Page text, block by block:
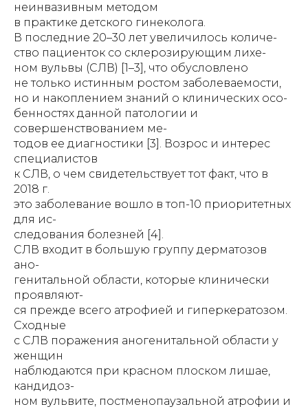
неинвазивным методом
в практике детского гинеколога.
В последние 20–30 лет увеличилось количе-
ство пациенток со склерозирующим лихе-
ном вульвы (СЛВ) [1–3], что обусловлено
не только истинным ростом заболеваемости,
но и накоплением знаний о клинических осо-
бенностях данной патологии и
совершенствованием ме-
тодов ее диагностики [3]. Возрос и интерес
специалистов
к СЛВ, о чем свидетельствует тот факт, что в
2018 г.
это заболевание вошло в топ-10 приоритетных
для ис-
следования болезней [4].
СЛВ входит в большую группу дерматозов
ано-
генитальной области, которые клинически
проявляют-
ся прежде всего атрофией и гиперкератозом.
Сходные
с СЛВ поражения аногенитальной области у
женщин
наблюдаются при красном плоском лишае,
кандидоз-
ном вульвите, постменопаузальной атрофии и